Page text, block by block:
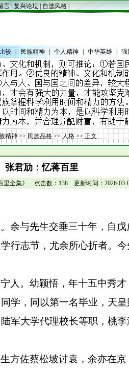
言|复兴论坛 |自选风格
较 民族精神 个人精神 中华英雄 强
精神>>民族品格>>人格>> 正文
张君劢：忆蒋百里
里全集》 点击数：138 更新时间：2026-03-
余与先生交垂三十年，自
行志节，尤余所心折者。
人。幼颖悟，年十五中秀
学，同以第一名毕业，天皇
军大学代理校长等职，桃
方佐蔡松坡讨袁，余亦在